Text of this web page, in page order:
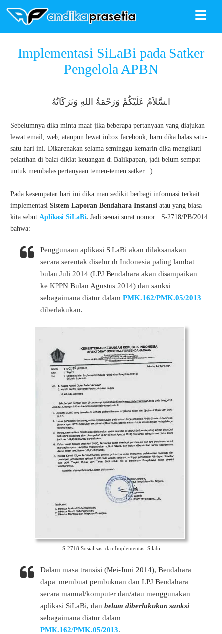
≡
ANDIKAPRASETIA Tutorial Satker
Implementasi SiLaBi pada
Satker Pengelola APBN
Implementasi SiLaBi pada Satker
Pengelola APBN
السَّلاَمُ عَلَيْكُمْ وَرَحْمَةُ اللهِ وَبَرَكَاتُهُ
Sebelumnya dika minta maaf jika beberapa pertanyaan yang diajukan
lewat email, web, ataupun lewat inbox facebook, baru dika balas satu-
satu hari ini. Dikarenakan selama seminggu kemarin dika mengikuti
pelatihan di balai diklat keuangan di Balikpapan, jadi belum sempat
untuk membalas pertanyaan temen-temen satker. :)
Pada kesempatan hari ini dika mau sedikit berbagi informasi terkait
implementasi Sistem Laporan Bendahara Instansi atau yang biasa
kita sebut Aplikasi SiLaBi. Jadi sesuai surat nomor : S-2718/PB/2014
bahwa:
Penggunaan aplikasi SiLaBi akan dilaksanakan
secara serentak diseluruh Indonesia paling lambat
bulan Juli 2014 (LPJ Bendahara akan disampaikan
ke KPPN Bulan Agustus 2014) dan sanksi
sebagaimana diatur dalam PMK.162/PMK.05/2013
diberlakukan.
S-2718 Sosialisasi dan Implementasi Silabi
Dalam masa transisi (Mei-Juni 2014), Bendahara
dapat membuat pembukuan dan LPJ Bendahara
secara manual/komputer dan/atau menggunakan
aplikasi SiLaBi, dan belum diberlakukan sanksi
sebagaimana diatur dalam
PMK.162/PMK.05/2013.